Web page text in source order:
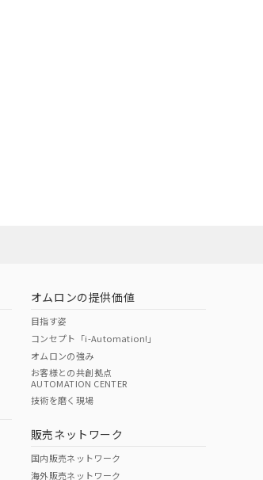
O
オムロンの提供価値
目指す姿
コンセプト「i-Automation!」
オムロンの強み
お客様との共創拠点
AUTOMATION CENTER
技術を磨く現場
販売ネットワーク
国内販売ネットワーク
海外販売ネットワーク